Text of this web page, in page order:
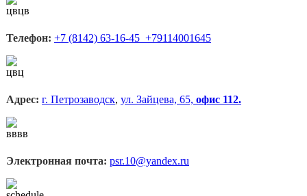
Телефон: +7 (8142) 63-16-45 +79114001645
Адрес: г. Петрозаводск, ул. Зайцева, 65, офис 112.
Электронная почта: psr.10@yandex.ru